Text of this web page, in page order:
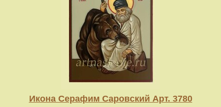
Икона Серафим Саровский Арт. 3780